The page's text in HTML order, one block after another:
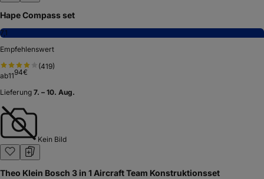
Hape Compass set
7,1
Empfehlenswert
(419)
ab1194€
Lieferung 7. – 10. Aug.
Kein Bild
Theo Klein Bosch 3 in 1 Aircraft Team Konstruktionsset